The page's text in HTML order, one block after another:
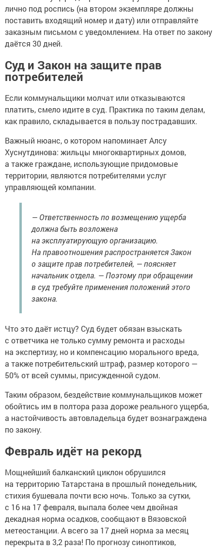
лично под роспись (на втором экземпляре должны
поставить входящий номер и дату) или отправляйте
заказным письмом с уведомлением. На ответ по закону
даётся 30 дней.
Суд и Закон на защите прав
потребителей
Если коммунальщики молчат или отказываются
платить, смело идите в суд. Практика по таким делам,
как правило, складывается в пользу пострадавших.
Важный нюанс, о котором напоминает Алсу
Хуснутдинова: жильцы многоквартирных домов,
а также граждане, использующие придомовые
территории, являются потребителями услуг
управляющей компании.
— Ответственность по возмещению ущерба
должна быть возложена
на эксплуатирующую организацию.
На правоотношения распространяется Закон
о защите прав потребителей, — поясняет
начальник отдела. — Поэтому при обращении
в суд требуйте применения положений этого
закона.
Что это даёт истцу? Суд будет обязан взыскать
с ответчика не только сумму ремонта и расходы
на экспертизу, но и компенсацию морального вреда,
а также потребительский штраф, размер которого —
50% от всей суммы, присужденной судом.
Таким образом, бездействие коммунальщиков может
обойтись им в полтора раза дороже реального ущерба,
а настойчивость автовладельца будет вознаграждена
по закону.
Февраль идёт на рекорд
Мощнейший балканский циклон обрушился
на территорию Татарстана в прошлый понедельник,
стихия бушевала почти всю ночь. Только за сутки,
с 16 на 17 февраля, выпала более чем двойная
декадная норма осадков, сообщают в Вязовской
метеостанции. А всего за 17 дней норма за месяц
перекрыта в 3,2 раза! По прогнозу синоптиков,